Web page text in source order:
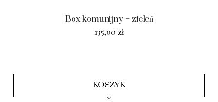
Box komunijny – zieleń
135,00 zł
KOSZYK